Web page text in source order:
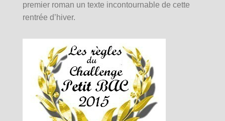
premier roman un texte incontournable de cette
rentrée d’hiver.